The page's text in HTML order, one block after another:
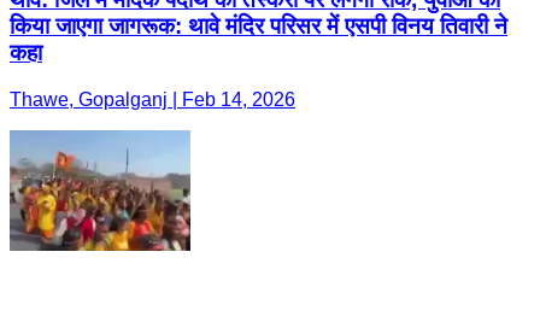
किया जाएगा जागरूक: थावे मंदिर परिसर में एसपी विनय तिवारी ने
कहा
Thawe, Gopalganj | Feb 14, 2026